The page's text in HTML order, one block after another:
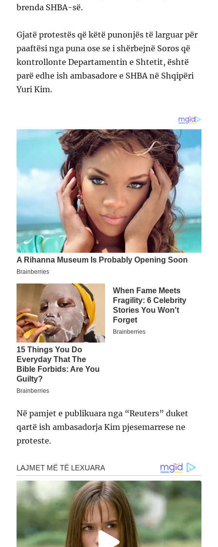
brenda SHBA-së.
Gjatë protestës që këtë punonjës të larguar për
paaftësi nga puna ose se i shërbejnë Soros që
kontrollonte Departamentin e Shtetit, është
parë edhe ish ambasadore e SHBA në Shqipëri
Yuri Kim.
Në pamjet e publikuara nga “Reuters” duket
qartë ish ambasadorja Kim pjesemarrese ne
proteste.